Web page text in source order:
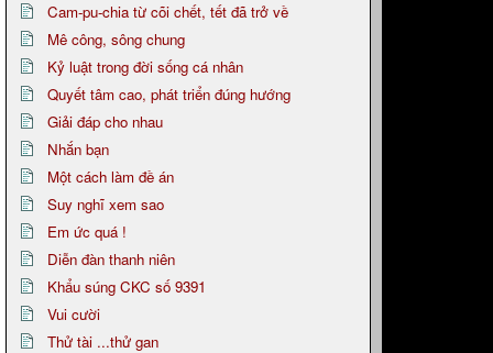
Cam-pu-chia từ cõi chết, tết đã trở về
Mê công, sông chung
Kỷ luật trong đời sống cá nhân
Quyết tâm cao, phát triển đúng hướng
Giải đáp cho nhau
Nhắn bạn
Một cách làm đề án
Suy nghĩ xem sao
Em ức quá !
Diễn đàn thanh niên
Khẩu súng CKC số 9391
Vui cười
Thử tài ...thử gan